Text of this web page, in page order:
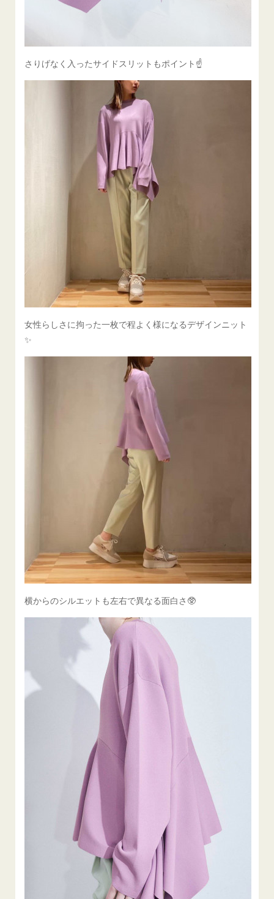
さりげなく入ったサイドスリットもポイント☝️
女性らしさに拘った一枚で程よく様になるデザインニット
✨
横からのシルエットも左右で異なる面白さ🥸